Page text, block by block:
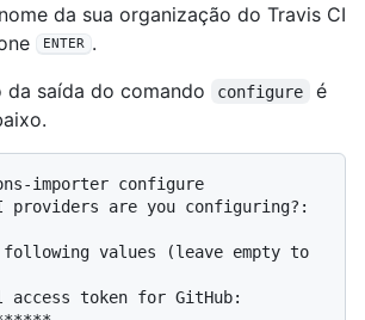
da sua organização do Travis CI
ENTER .
da saída do comando
configure
é
importer configure
providers are you configuring?:
values (leave empty to
access token for GitHub: